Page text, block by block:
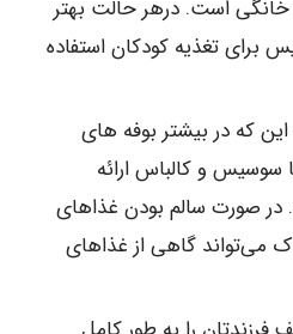
است. درهر حالت بهتر
برای تغذیه کودکان استفاده
این که در بیشتر بوفه های
سوسیس و کالباس ارائه
صورت سالم بودن غذاهای
می‌تواند گاهی از غذاهای